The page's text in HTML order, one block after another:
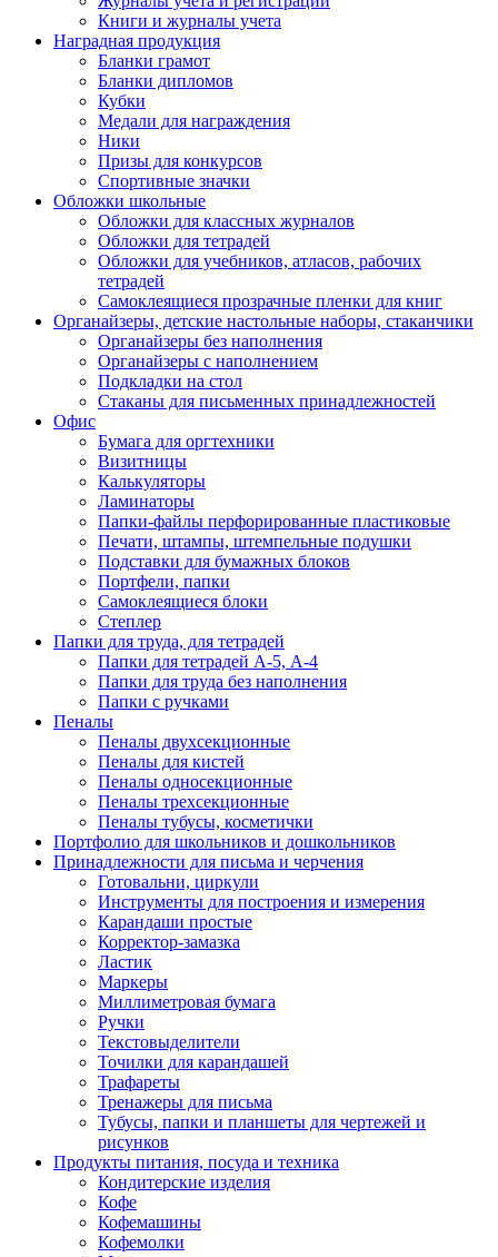
Книги и журналы учета
Наградная продукция
Бланки грамот
Бланки дипломов
Кубки
Медали для награждения
Ники
Призы для конкурсов
Спортивные значки
Обложки школьные
Обложки для классных журналов
Обложки для тетрадей
Обложки для учебников, атласов, рабочих
тетрадей
Самоклеящиеся прозрачные пленки для книг
Органайзеры, детские настольные наборы, стаканчики
Органайзеры без наполнения
Органайзеры с наполнением
Подкладки на стол
Стаканы для письменных принадлежностей
Офис
Бумага для оргтехники
Визитницы
Калькуляторы
Ламинаторы
Папки-файлы перфорированные пластиковые
Печати, штампы, штемпельные подушки
Подставки для бумажных блоков
Портфели, папки
Самоклеящиеся блоки
Степлер
Папки для труда, для тетрадей
Папки для тетрадей А-5, А-4
Папки для труда без наполнения
Папки с ручками
Пеналы
Пеналы двухсекционные
Пеналы для кистей
Пеналы односекционные
Пеналы трехсекционные
Пеналы тубусы, косметички
Портфолио для школьников и дошкольников
Принадлежности для письма и черчения
Готовальни, циркули
Инструменты для построения и измерения
Карандаши простые
Корректор-замазка
Ластик
Маркеры
Миллиметровая бумага
Ручки
Текстовыделители
Точилки для карандашей
Трафареты
Тренажеры для письма
Тубусы, папки и планшеты для чертежей и
рисунков
Продукты питания, посуда и техника
Кондитерские изделия
Кофе
Кофемашины
Кофемолки